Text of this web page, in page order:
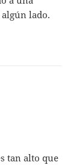
lado.
tan alto que